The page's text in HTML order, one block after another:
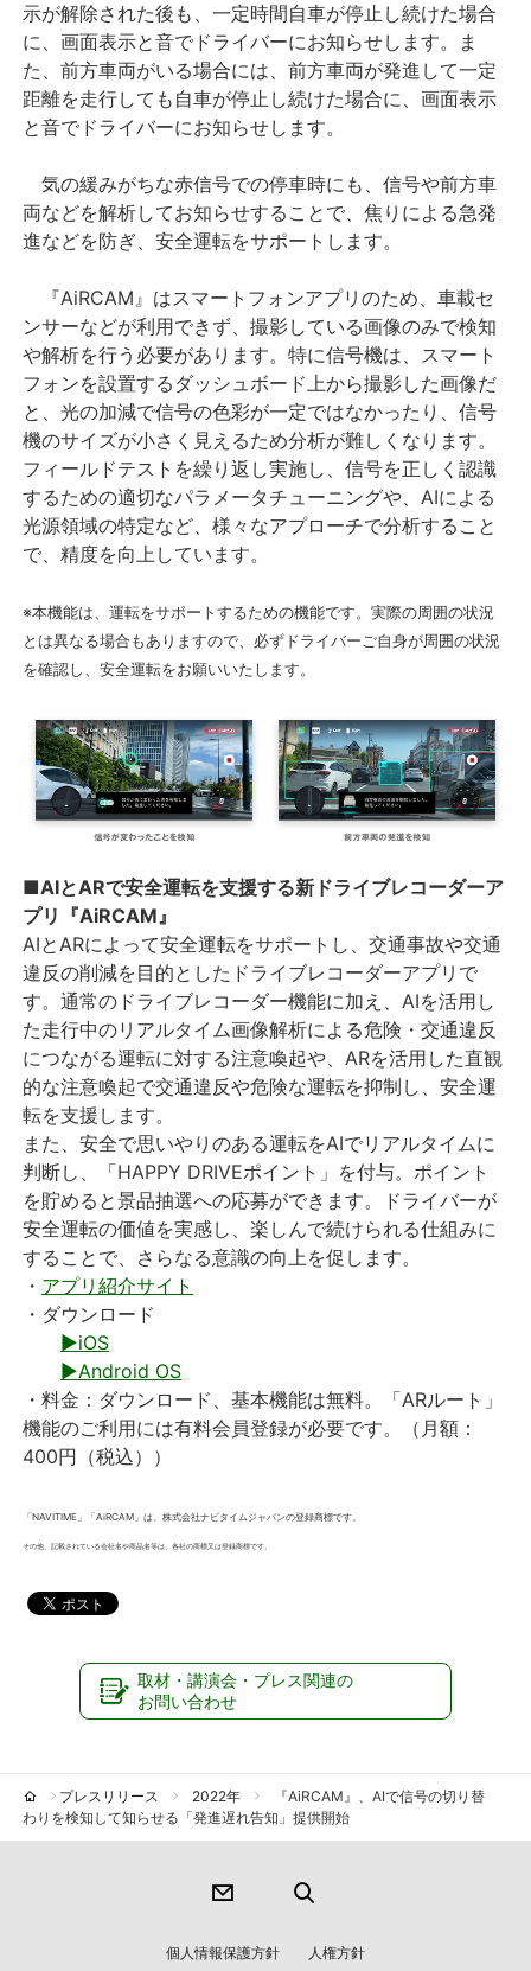
示が解除された後も、一定時間自車が停止し続けた場合
に、画面表示と音でドライバーにお知らせします。ま
た、前方車両がいる場合には、前方車両が発進して一定
距離を走行しても自車が停止し続けた場合に、画面表示
と音でドライバーにお知らせします。
気の緩みがちな赤信号での停車時にも、信号や前方車
両などを解析してお知らせすることで、焦りによる急発
進などを防ぎ、安全運転をサポートします。
『AiRCAM』はスマートフォンアプリのため、車載セ
ンサーなどが利用できず、撮影している画像のみで検知
や解析を行う必要があります。特に信号機は、スマート
フォンを設置するダッシュボード上から撮影した画像だ
と、光の加減で信号の色彩が一定ではなかったり、信号
機のサイズが小さく見えるため分析が難しくなります。
フィールドテストを繰り返し実施し、信号を正しく認識
するための適切なパラメータチューニングや、AIによる
光源領域の特定など、様々なアプローチで分析すること
で、精度を向上しています。
※本機能は、運転をサポートするための機能です。実際の周囲の状況
とは異なる場合もありますので、必ずドライバーご自身が周囲の状況
を確認し、安全運転をお願いいたします。
■AIとARで安全運転を支援する新ドライブレコーダーア
プリ『AiRCAM』
AIとARによって安全運転をサポートし、交通事故や交通
違反の削減を目的としたドライブレコーダーアプリで
す。通常のドライブレコーダー機能に加え、AIを活用し
た走行中のリアルタイム画像解析による危険・交通違反
につながる運転に対する注意喚起や、ARを活用した直観
的な注意喚起で交通違反や危険な運転を抑制し、安全運
転を支援します。
また、安全で思いやりのある運転をAIでリアルタイムに
判断し、「HAPPY DRIVEポイント」を付与。ポイント
を貯めると景品抽選への応募ができます。ドライバーが
安全運転の価値を実感し、楽しんで続けられる仕組みに
することで、さらなる意識の向上を促します。
・ アプリ紹介サイト
・ダウンロード
▶iOS
▶Android OS
・料金：ダウンロード、基本機能は無料。「ARルート」
機能のご利用には有料会員登録が必要です。（月額：
400円（税込））
「NAVITIME」「AiRCAM」は、株式会社ナビタイムジャパンの登録商標です。
その他、記載されている会社名や商品名等は、各社の商標又は登録商標です。
取材・講演会・プレス関連の
お問い合わせ
プレスリリース 2022年
『AiRCAM』、AIで信号の切り替
わりを検知して知らせる「発進遅れ告知」提供開始
個人情報保護方針 人権方針